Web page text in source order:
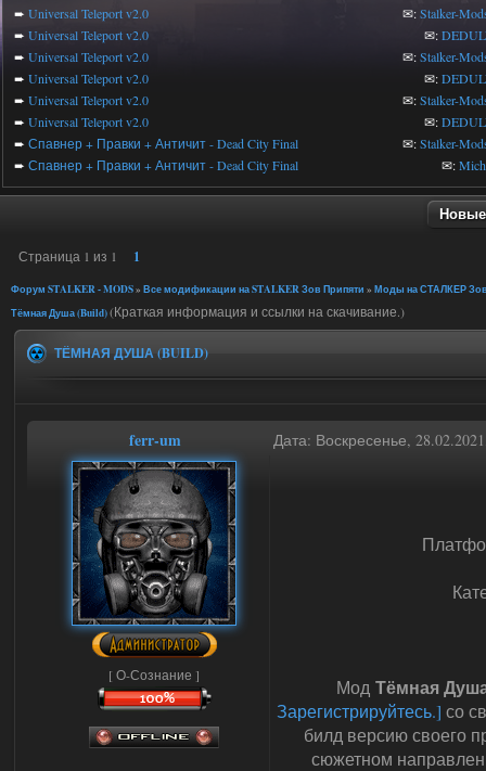
➨ Universal Teleport v2.0 ✉:Stalker-
➨ Universal Teleport v2.0 ✉:
➨ Universal Teleport v2.0 ✉:Stalker-
➨ Universal Teleport v2.0 ✉:
➨ Universal Teleport v2.0 ✉:Stalker-
➨ Universal Teleport v2.0 ✉:
➨ Спавнер + Правки + Античит - Dead City Final ✉:Stalker-
➨ Спавнер + Правки + Античит - Dead City Final ✉:
Страница 1 из 1 1
Форум STALKER - MODS» Все модификации на STALKER Зов Припяти » Моды на СТАЛКЕР
Тёмная Душа (Build)(Краткая информация и ссылки на скачивание.)
ТЁМНАЯ ДУША (BUILD)
ferr-um Дата: Воскресенье,
[ О-Сознание ]
Мод Тёмная
Зарегистрируйтесь.] со
билд версию своего
сюжетном